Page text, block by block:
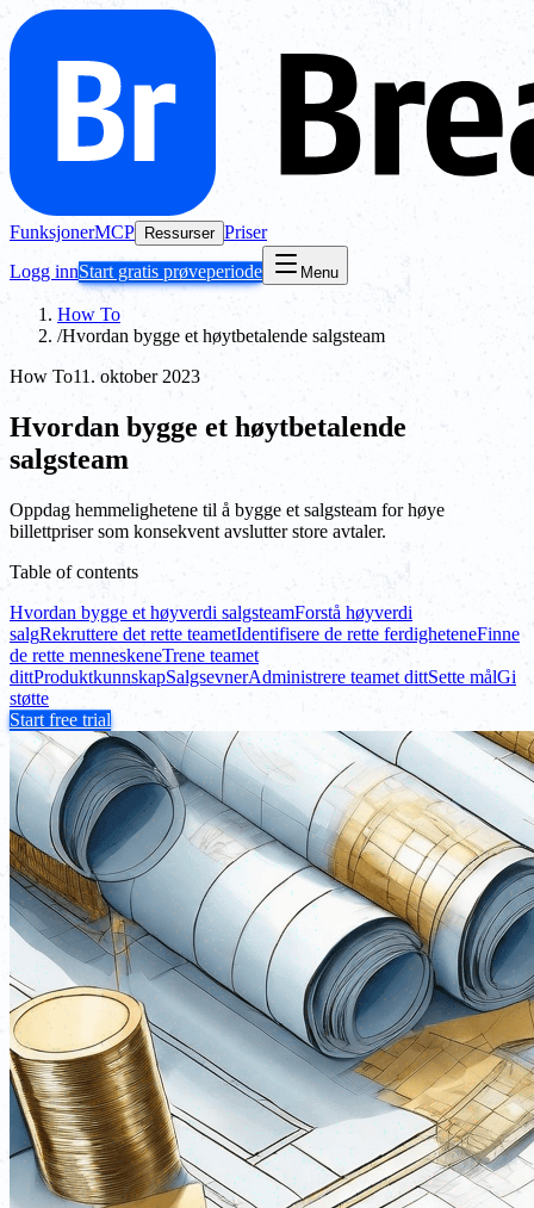
FunksjonerMCP Ressurser Priser
Logg innStart gratis prøveperiode Menu
How To
/Hvordan bygge et høytbetalende salgsteam
How To11. oktober 2023
Hvordan bygge et høytbetalende
salgsteam
Oppdag hemmelighetene til å bygge et salgsteam for høye
billettpriser som konsekvent avslutter store avtaler.
Table of contents
Hvordan bygge et høyverdi salgsteamForstå høyverdi
salgRekruttere det rette teametIdentifisere de rette ferdigheteneFinne
de rette menneskeneTrene teamet
dittProduktkunnskapSalgsevnerAdministrere teamet dittSette målGi
støtte
Start free trial